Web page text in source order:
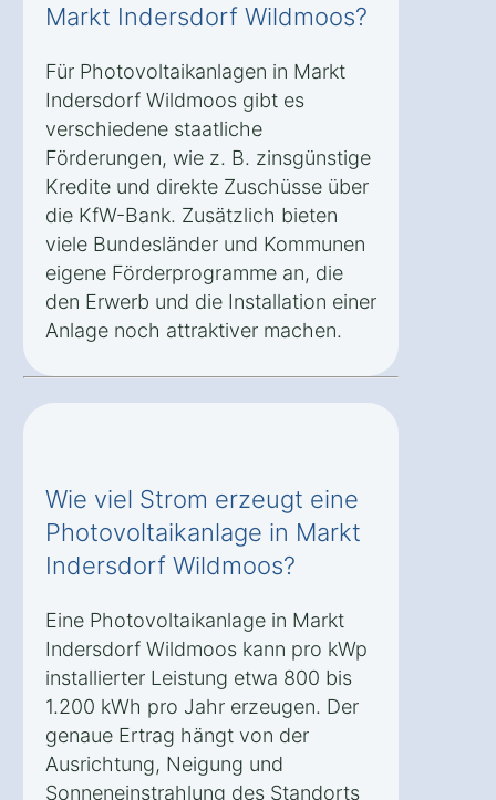
Markt Indersdorf Wildmoos?
Für Photovoltaikanlagen in Markt
Indersdorf Wildmoos gibt es
verschiedene staatliche
Förderungen, wie z. B. zinsgünstige
Kredite und direkte Zuschüsse über
die KfW-Bank. Zusätzlich bieten
viele Bundesländer und Kommunen
eigene Förderprogramme an, die
den Erwerb und die Installation einer
Anlage noch attraktiver machen.
Wie viel Strom erzeugt eine
Photovoltaikanlage in Markt
Indersdorf Wildmoos?
Eine Photovoltaikanlage in Markt
Indersdorf Wildmoos kann pro kWp
installierter Leistung etwa 800 bis
1.200 kWh pro Jahr erzeugen. Der
genaue Ertrag hängt von der
Ausrichtung, Neigung und
Sonneneinstrahlung des Standorts